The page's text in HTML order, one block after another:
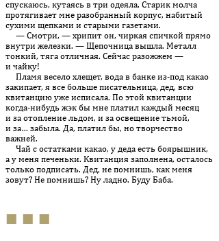
спускаюсь, кутаясь в три одеяла. Ста­рик молча
протягивает мне разобранный корпус, набитый
сухими щепками и старыми газетами.
— Смотри, — хрипит он, чиркая спичкой прямо
внутри железки. — Щепочница вышла. Металл
тонкий, тяга отличная. Сейчас разожжем —
и чайку!
Пламя весело хлещет, вода в банке из-под какао
закипает, я все больше писательница, дед, всю
квитанцию уже исписала. По этой квитанции
когда-нибудь жэк бы мне платил каждый месяц
и за отопление льдом, и за освещение тьмой,
и за… забыла. Да, платил бы, но творчество
важней.
Чай с остатками какао, у деда есть боярышник,
а у меня печеньки. Квитанция заполнена, осталось
только подписать. Дед, не помнишь, как меня
зовут? Не помнишь? Ну ладно. Буду Баба.
■ ■ ■